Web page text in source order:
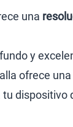
una
y
ofrece
dispositivo